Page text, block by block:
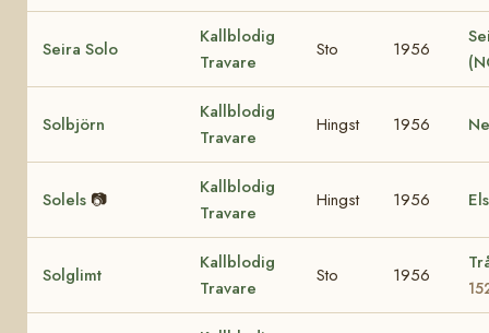
Seira Solo
Kallblodig
Travare
Sto 1956
Solbjörn
Kallblodig
Travare
Hingst 1956
Solels 📷
Kallblodig
Travare
Hingst 1956
Solglimt
Kallblodig
Travare
Sto 1956